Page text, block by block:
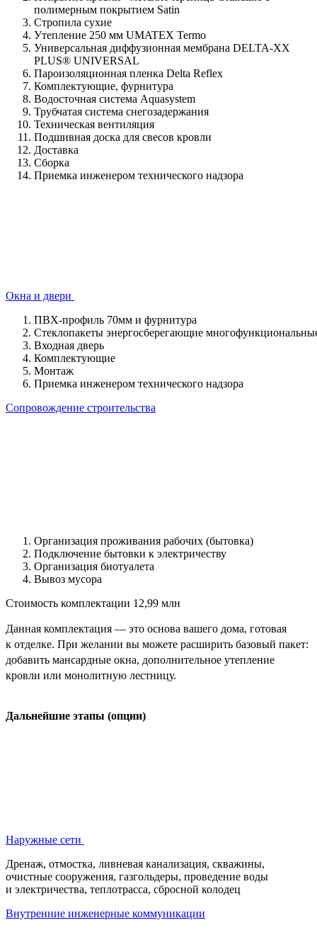
полимерным покрытием Satin
Стропила сухие
Утепление 250 мм UMATEX Termo
Универсальная диффузионная мембрана DELTA-XX
PLUS® UNIVERSAL
Пароизоляционная пленка Delta Reflex
Комплектующие, фурнитура
Водосточная система Aquasystem
Трубчатая система снегозадержания
Техническая вентиляция
Подшивная доска для свесов кровли
Доставка
Сборка
Приемка инженером технического надзора
Окна и двери
ПВХ-профиль 70мм и фурнитура
Стеклопакеты энергосберегающие
Входная дверь
Комплектующие
Монтаж
Приемка инженером технического надзора
Сопровождение строительства
Организация проживания рабочих (бытовка)
Подключение бытовки к электричеству
Организация биотуалета
Вывоз мусора
Стоимость комплектации 12,99 млн
Данная комплектация — это основа вашего дома, готовая
к отделке. При желании вы можете расширить базовый пакет:
добавить мансардные окна, дополнительное утепление
кровли или монолитную лестницу.
Дальнейшие этапы (опции)
Наружные сети
Дренаж, отмостка, ливневая канализация, скважины,
очистные сооружения, газгольдеры, проведение воды
и электричества, теплотрасса, сбросной колодец
Внутренние инженерные коммуникации